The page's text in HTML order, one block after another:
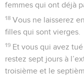
femmes qui ont déjà
18 Vous ne laisserez
filles qui sont vierges.
19 Et vous qui avez
restez sept jours à
troisième et le